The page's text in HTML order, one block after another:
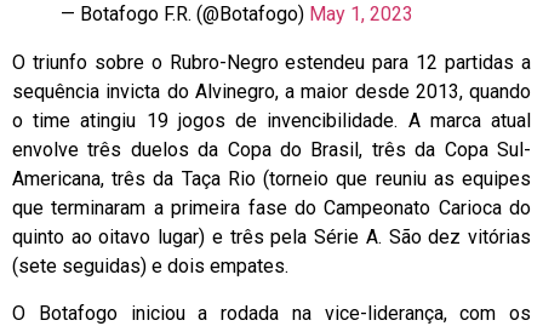
— Botafogo F.R. (@Botafogo) May 1, 2023
O triunfo sobre o Rubro-Negro estendeu para 12 partidas a
sequência invicta do Alvinegro, a maior desde 2013, quando
o time atingiu 19 jogos de invencibilidade. A marca atual
envolve três duelos da Copa do Brasil, três da Copa Sul-
Americana, três da Taça Rio (torneio que reuniu as equipes
que terminaram a primeira fase do Campeonato Carioca do
quinto ao oitavo lugar) e três pela Série A. São dez vitórias
(sete seguidas) e dois empates.
O Botafogo iniciou a rodada na vice-liderança, com os